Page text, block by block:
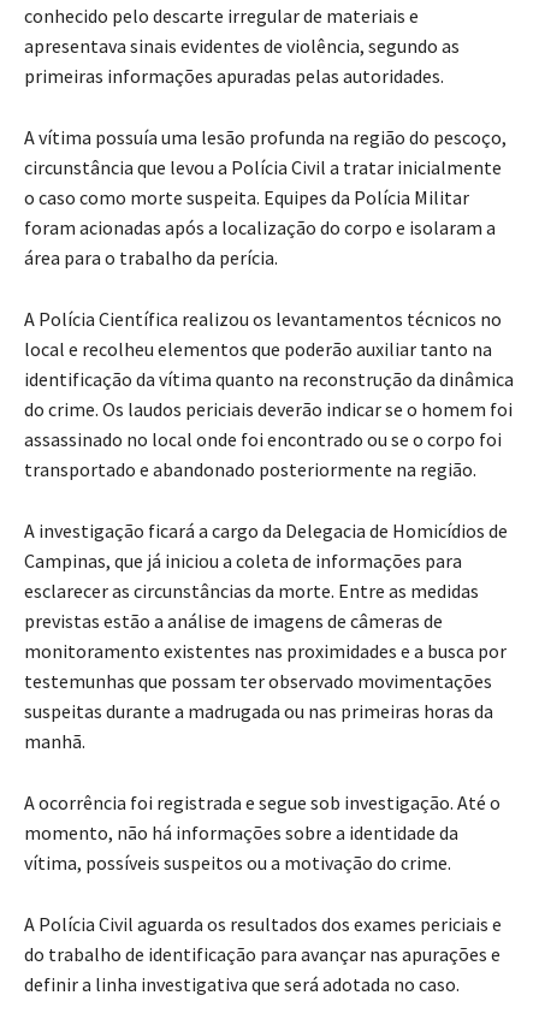
conhecido pelo descarte irregular de materiais e
apresentava sinais evidentes de violência, segundo as
primeiras informações apuradas pelas autoridades.
A vítima possuía uma lesão profunda na região do pescoço,
circunstância que levou a Polícia Civil a tratar inicialmente
o caso como morte suspeita. Equipes da Polícia Militar
foram acionadas após a localização do corpo e isolaram a
área para o trabalho da perícia.
A Polícia Científica realizou os levantamentos técnicos no
local e recolheu elementos que poderão auxiliar tanto na
identificação da vítima quanto na reconstrução da dinâmica
do crime. Os laudos periciais deverão indicar se o homem foi
assassinado no local onde foi encontrado ou se o corpo foi
transportado e abandonado posteriormente na região.
A investigação ficará a cargo da Delegacia de Homicídios de
Campinas, que já iniciou a coleta de informações para
esclarecer as circunstâncias da morte. Entre as medidas
previstas estão a análise de imagens de câmeras de
monitoramento existentes nas proximidades e a busca por
testemunhas que possam ter observado movimentações
suspeitas durante a madrugada ou nas primeiras horas da
manhã.
A ocorrência foi registrada e segue sob investigação. Até o
momento, não há informações sobre a identidade da
vítima, possíveis suspeitos ou a motivação do crime.
A Polícia Civil aguarda os resultados dos exames periciais e
do trabalho de identificação para avançar nas apurações e
definir a linha investigativa que será adotada no caso.